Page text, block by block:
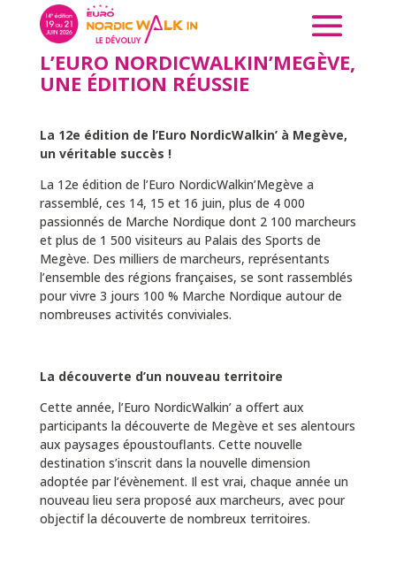
L’EURO NORDICWALKIN’MEGÈVE,
UNE ÉDITION RÉUSSIE
La 12e édition de l’Euro NordicWalkin’ à Megève,
un véritable succès !
La 12e édition de l’Euro NordicWalkin’Megève a
rassemblé, ces 14, 15 et 16 juin, plus de 4 000
passionnés de Marche Nordique dont 2 100 marcheurs
et plus de 1 500 visiteurs au Palais des Sports de
Megève. Des milliers de marcheurs, représentants
l’ensemble des régions françaises, se sont rassemblés
pour vivre 3 jours 100 % Marche Nordique autour de
nombreuses activités conviviales.
La découverte d’un nouveau territoire
Cette année, l’Euro NordicWalkin’ a offert aux
participants la découverte de Megève et ses alentours
aux paysages époustouflants. Cette nouvelle
destination s’inscrit dans la nouvelle dimension
adoptée par l’évènement. Il est vrai, chaque année un
nouveau lieu sera proposé aux marcheurs, avec pour
objectif la découverte de nombreux territoires.